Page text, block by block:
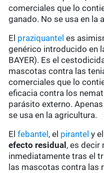
comerciales que lo
ganado. No se usa en la
El praziquantel es
genérico introducido en
BAYER). Es el
mascotas contra las
comerciales que lo
eficacia contra los
parásito externo.
se usa en la agricultura.
Elfebantel , el pirantel y el
efecto residual , es decir
inmediatamente tras el
las mascotas contra las